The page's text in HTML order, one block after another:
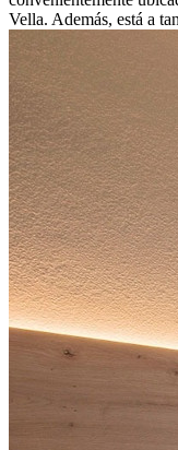
Vella. Además, está a